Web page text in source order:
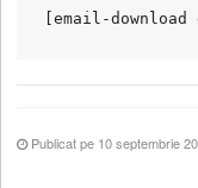
[email-
Publicat pe 10 septembrie